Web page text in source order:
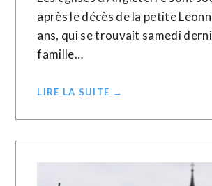
après le décès de la petite
ans, qui se trouvait samedi
famille…
LIRE LA SUITE →